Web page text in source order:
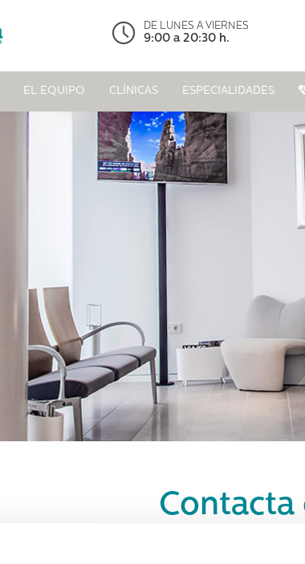
DE LUNES A VIERNES
9:00 a 20:30 h.
EL EQUIPO CLÍNICAS ESPECIALIDADES
Contacta
Nuestro equipo estará encantado de